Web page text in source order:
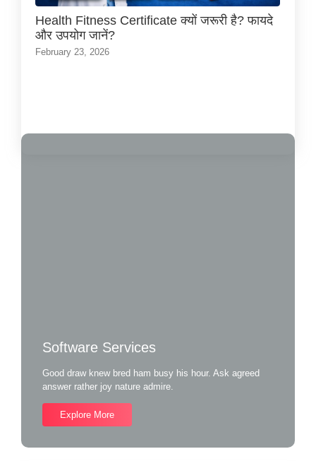
Health Fitness Certificate क्यों जरूरी है? फायदे
और उपयोग जानें?
February 23, 2026
Software Services
Good draw knew bred ham busy his hour. Ask agreed
answer rather joy nature admire.
Explore More